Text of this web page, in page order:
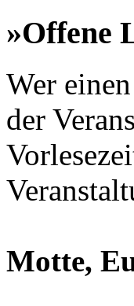
»Offene
Wer
der
Motte,